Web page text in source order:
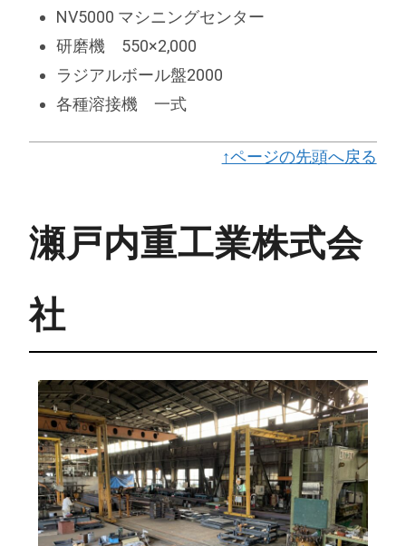
NV5000 マシニングセンター
研磨機 550×2,000
ラジアルボール盤2000
各種溶接機 一式
↑ページの先頭へ戻る
瀬戸内重工業株式会
社